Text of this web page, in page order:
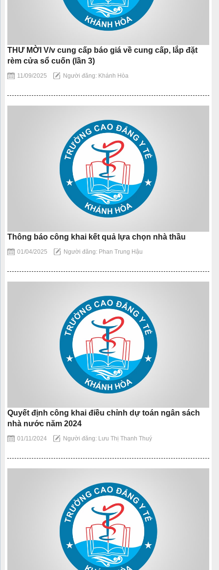
THƯ MỜI V/v cung cấp báo giá về cung cấp, lắp đặt
rèm cửa sổ cuốn (lần 3)
11/09/2025 Người đăng: Khánh Hòa
Thông báo công khai kết quả lựa chọn nhà thầu
01/04/2025 Người đăng: Phan Trung Hậu
Quyết định công khai điều chỉnh dự toán ngân sách
nhà nước năm 2024
01/11/2024 Người đăng: Lưu Thị Thanh Thuý